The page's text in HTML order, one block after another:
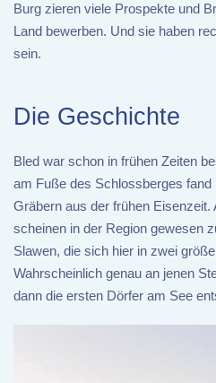
Burg zieren viele Prospekte und
Land bewerben. Und sie haben
sein.
Die Geschichte
Bled war schon in frühen Zeiten
am Fuße des Schlossberges
Gräbern aus der frühen
scheinen in der Region gewesen
Slawen, die sich hier in zwei
Wahrscheinlich genau an jenen
dann die ersten Dörfer am See